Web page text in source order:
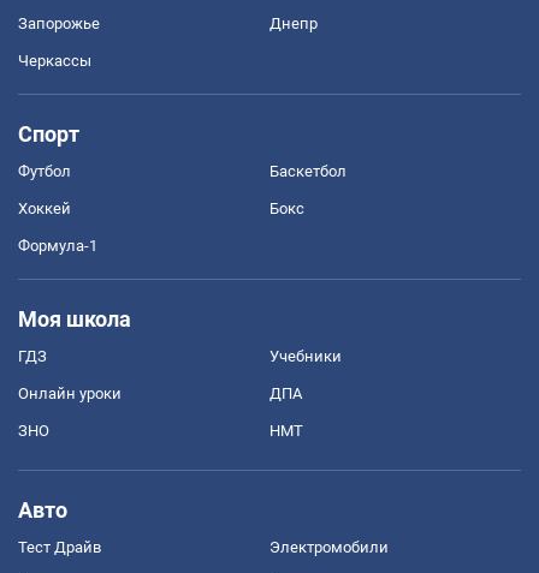
Запорожье Днепр
Черкассы
Спорт
Футбол Баскетбол
Хоккей Бокс
Формула-1
Моя школа
ГДЗ Учебники
Онлайн уроки ДПА
ЗНО НМТ
Авто
Тест Драйв Электромобили